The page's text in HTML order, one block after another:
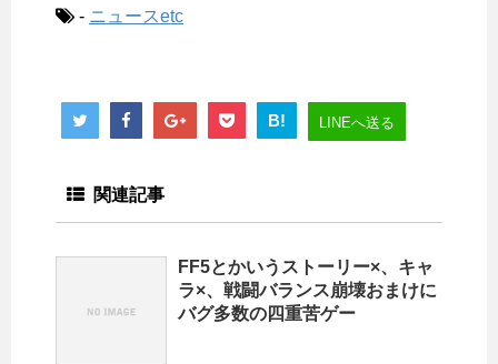
- ニュースetc
B! LINEへ送る
関連記事
FF5とかいうストーリー×、キャ
ラ×、戦闘バランス崩壊おまけに
バグ多数の四重苦ゲー